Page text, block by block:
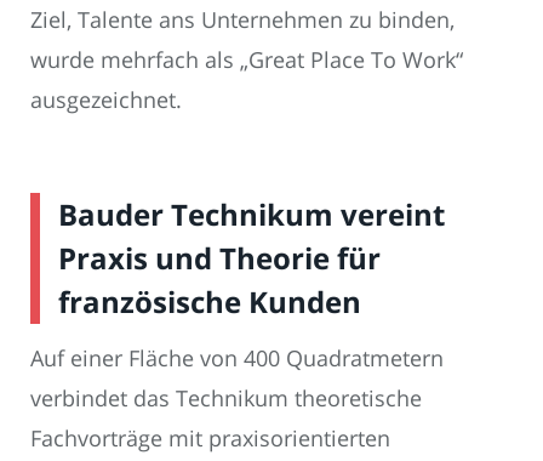
Ziel, Talente ans Unternehmen zu binden,
wurde mehrfach als „Great Place To Work“
ausgezeichnet.
Bauder Technikum vereint
Praxis und Theorie für
französische Kunden
Auf einer Fläche von 400 Quadratmetern
verbindet das Technikum theoretische
Fachvorträge mit praxisorientierten